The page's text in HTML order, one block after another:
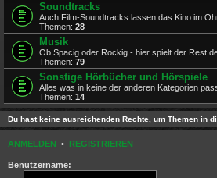
Soundtracks
Auch Film-Soundtracks lassen das Kino im
Themen: 28
Musik
Ob Spacig oder Rockig - hier spielt der Rest
Themen: 79
Sonstige Hörbücher und Hörspiele
Alles was in keine der anderen Kategorien
Themen: 14
Du hast keine ausreichenden Rechte, um Themen in
ANMELDEN • REGISTRIEREN
Benutzername: